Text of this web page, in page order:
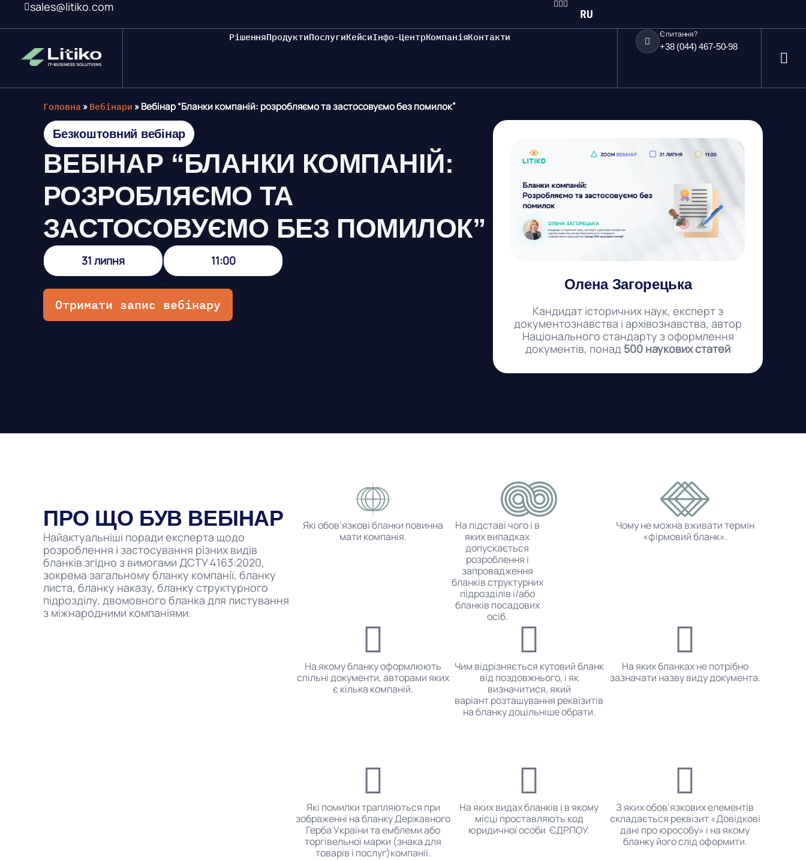
sales@litiko.com
RU
РішенняПродуктиПослугиКейсиІнфо-ЦентрКомпаніяКонтакти
+38 (044) 467-50-98
Є питання?
Головна » Вебінари »Вебінар “Бланки компаній: розробляємо та застосовуємо без помилок”
Безкоштовний вебінар
ВЕБІНАР “БЛАНКИ КОМПАНІЙ:
РОЗРОБЛЯЄМО ТА
ЗАСТОСОВУЄМО БЕЗ ПОМИЛОК”
31 липня 11:00
Отримати запис вебінару
Олена Загорецька
Кандидат історичних наук, експерт з
документознавства і архівознавства, автор
Національного стандарту з оформлення
документів, понад 500 наукових статей
ПРО ЩО БУВ ВЕБІНАР
Найактуальніші поради експерта щодо
розроблення і застосування різних видів
бланків згідно з вимогами ДСТУ 4163:2020,
зокрема загальному бланку компанії, бланку
листа, бланку наказу, бланку структурного
підрозділу, двомовного бланка для листування
з міжнародними компаніями.
Які обов’язкові бланки повинна
мати компанія.
На підставі чого і в
яких випадках
допускається
розроблення і
запровадження
бланків структурних
підрозділів і/або
бланків посадових
осіб.
Чому не можна вживати термін
«фірмовий бланк».
На якому бланку оформлюють
спільні документи, авторами яких
є кілька компаній.
Чим відрізняється кутовий бланк
від поздовжнього, і як
визначитися, який
варіант розташування реквізитів
на бланку доцільніше обрати.
На яких бланках не потрібно
зазначати назву виду документа.
Які помилки трапляються при
зображенні на бланку Державного
Герба України та емблеми або
торгівельної марки (знака для
товарів і послуг)компанії.
На яких видах бланків і в якому
місці проставляють код
юридичної особи ЄДРПОУ.
З яких обов’язкових елементів
складається реквізит «Довідкові
дані про юрособу» і на якому
бланку його слід оформити.